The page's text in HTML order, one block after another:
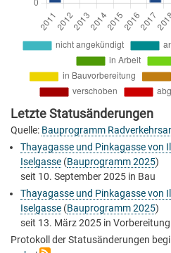
Letzte Statusänderungen
Quelle: Bauprogramm
Thayagasse und Pinkagasse von
Iselgasse (Bauprogramm 2025)
seit 10. September 2025 in Bau
Thayagasse und Pinkagasse von
Iselgasse (Bauprogramm 2025)
seit 13. März 2025 in Vorbereitung
Protokoll der Statusänderungen